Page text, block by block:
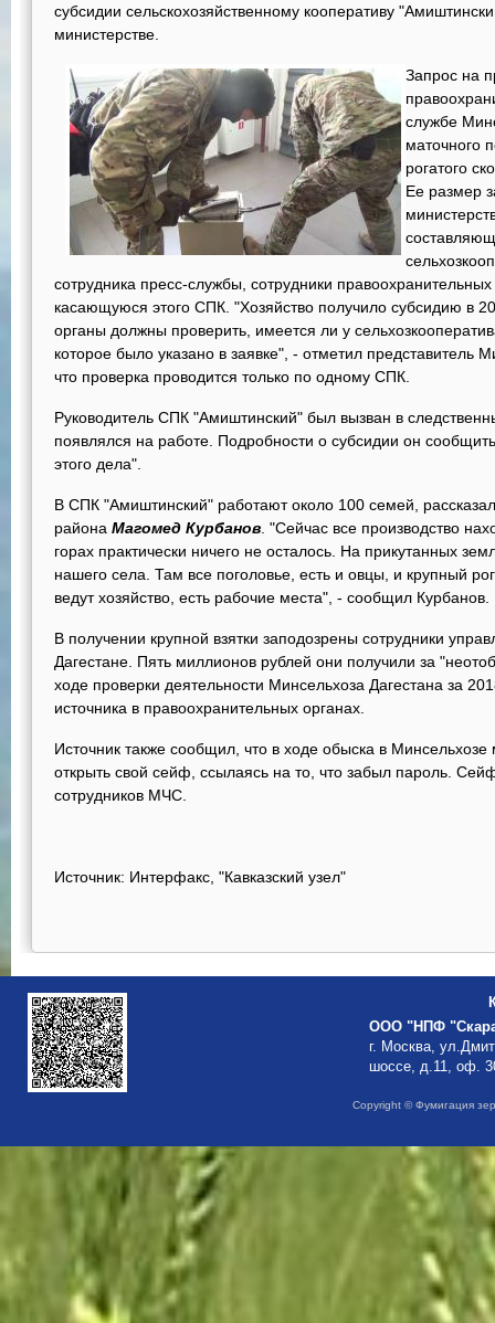
субсидии сельскохозяйственному кооперативу
министерстве.
Запрос на
службе
маточного
рогатого
Ее размер
сотрудника пресс-службы, сотрудники
касающуюся этого СПК. "Хозяйство получило субсидию в
органы должны проверить, имеется ли у
которое было указано в заявке", - отметил представитель
что проверка проводится только по одному СПК.
Руководитель СПК "Амиштинский" был вызван в
появлялся на работе. Подробности о субсидии он
этого дела".
В СПК "Амиштинский" работают около 100 семей,
района Магомед Курбанов . "Сейчас все производство
горах практически ничего не осталось. На прикутанных
нашего села. Там все поголовье, есть и овцы, и крупный
ведут хозяйство, есть рабочие места", - сообщил Курбанов.
В получении крупной взятки заподозрены сотрудники
Дагестане. Пять миллионов рублей они получили за
ходе проверки деятельности Минсельхоза Дагестана за
источника в правоохранительных органах.
Источник также сообщил, что в ходе обыска в Минсельхозе
открыть свой сейф, ссылаясь на то, что забыл пароль.
сотрудников МЧС.
Источник: Интерфакс, "Кавказский узел"
ООО "НПФ
г. Москва,
шоссе, д.11, оф.
Copyright © Фумигация